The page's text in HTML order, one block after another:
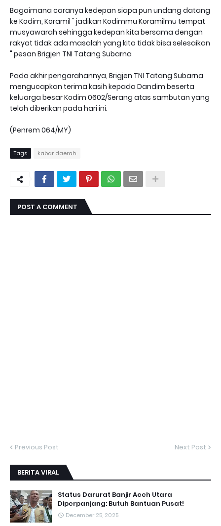
Bagaimana caranya kedepan siapa pun undang datang
ke Kodim, Koramil " jadikan Kodimmu Koramilmu tempat
musyawarah sehingga kedepan kita bersama dengan
rakyat tidak ada masalah yang kita tidak bisa selesaikan
" pesan Brigjen TNI Tatang Subarna
Pada akhir pengarahannya, Brigjen TNI Tatang Subarna
mengucapkan terima kasih kepada Dandim beserta
keluarga besar Kodim 0602/Serang atas sambutan yang
telah diberikan pada hari ini.
(Penrem 064/MY)
Tags kabar daerah
POST A COMMENT
Previous Post Next Post
BERITA VIRAL
Status Darurat Banjir Aceh Utara
Diperpanjang: Butuh Bantuan Pusat!
December 25, 2025